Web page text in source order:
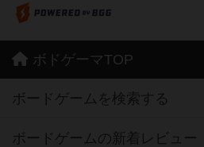
ボドゲーマTOP
ボードゲームを検索する
ボードゲームの新着レビュー